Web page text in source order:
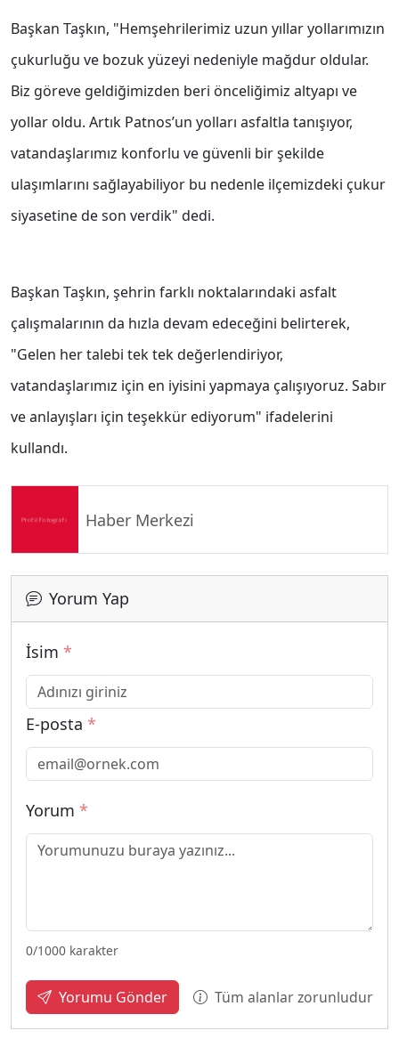
Başkan Taşkın, "Hemşehrilerimiz uzun yıllar yollarımızın
çukurluğu ve bozuk yüzeyi nedeniyle mağdur oldular.
Biz göreve geldiğimizden beri önceliğimiz altyapı ve
yollar oldu. Artık Patnos’un yolları asfaltla tanışıyor,
vatandaşlarımız konforlu ve güvenli bir şekilde
ulaşımlarını sağlayabiliyor bu nedenle ilçemizdeki çukur
siyasetine de son verdik" dedi.
Başkan Taşkın, şehrin farklı noktalarındaki asfalt
çalışmalarının da hızla devam edeceğini belirterek,
"Gelen her talebi tek tek değerlendiriyor,
vatandaşlarımız için en iyisini yapmaya çalışıyoruz. Sabır
ve anlayışları için teşekkür ediyorum" ifadelerini
kullandı.
Haber Merkezi
Yorum Yap
İsim *
E-posta *
Yorum *
0/1000 karakter
Yorumu Gönder Tüm alanlar zorunludur